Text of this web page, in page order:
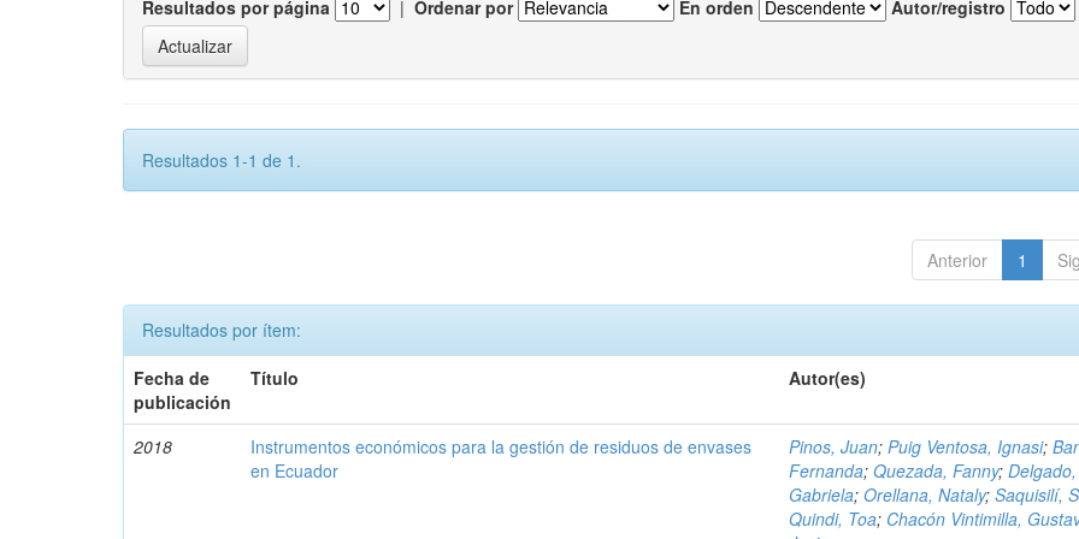
Resultados por página | Ordenar por En orden Autor/registro
Resultados 1-1 de 1.
Anterior 1
Resultados por ítem:
Fecha de
publicación
Título Autor(es)
2018
Instrumentos económicos para la gestión de residuos de envases
en Ecuador
Pinos, Juan;Puig Ventosa, Ignasi;
Fernanda;Quezada, Fanny;Delgado,
Gabriela;Orellana, Nataly;Saquisilí,
Quindi, Toa; Chacón Vintimilla,